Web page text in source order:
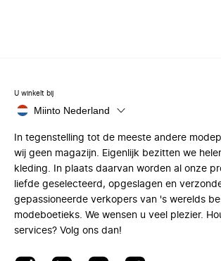
U winkelt bij
Miinto Nederland
In tegenstelling tot de meeste andere
wij geen magazijn. Eigenlijk bezitten we
kleding. In plaats daarvan worden al onze
liefde geselecteerd, opgeslagen en
gepassioneerde verkopers van 's werelds
modeboetieks. We wensen u veel plezier.
services? Volg ons dan!